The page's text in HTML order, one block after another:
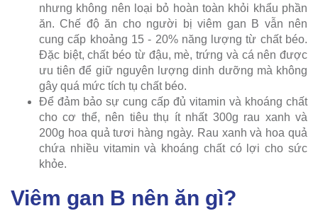
nhưng không nên loại bỏ hoàn toàn khỏi khẩu phần
ăn. Chế độ ăn cho người bị viêm gan B vẫn nên
cung cấp khoảng 15 - 20% năng lượng từ chất béo.
Đặc biệt, chất béo từ đậu, mè, trứng và cá nên được
ưu tiên để giữ nguyên lượng dinh dưỡng mà không
gây quá mức tích tụ chất béo.
Để đảm bảo sự cung cấp đủ vitamin và khoáng chất
cho cơ thể, nên tiêu thụ ít nhất 300g rau xanh và
200g hoa quả tươi hàng ngày. Rau xanh và hoa quả
chứa nhiều vitamin và khoáng chất có lợi cho sức
khỏe.
Viêm gan B nên ăn gì?